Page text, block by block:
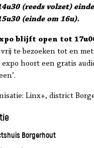
(reeds volzet)
(einde om 16u).
blijft open tot
te bezoeken tot en
expo hoort een gratis
Linx+, district
Borgerhout